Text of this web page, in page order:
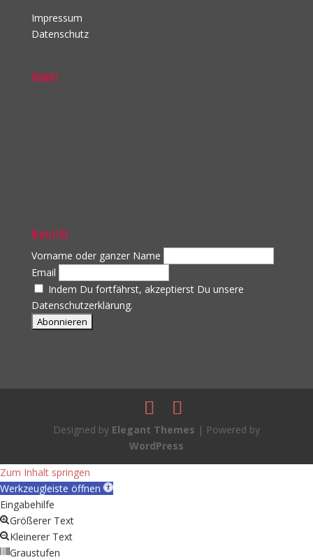
Impressum
Datenschutz
Anfahrt
Newsletter
Vorname oder ganzer Name
Email
Indem Du fortfährst, akzeptierst Du unsere
Datenschutzerklärung.
Designed by Elegant Themes | Powered by
WordPress
Zum Inhalt springen
Werkzeugleiste öffnen
Eingabehilfe
Größerer Text
Kleinerer Text
Graustufen